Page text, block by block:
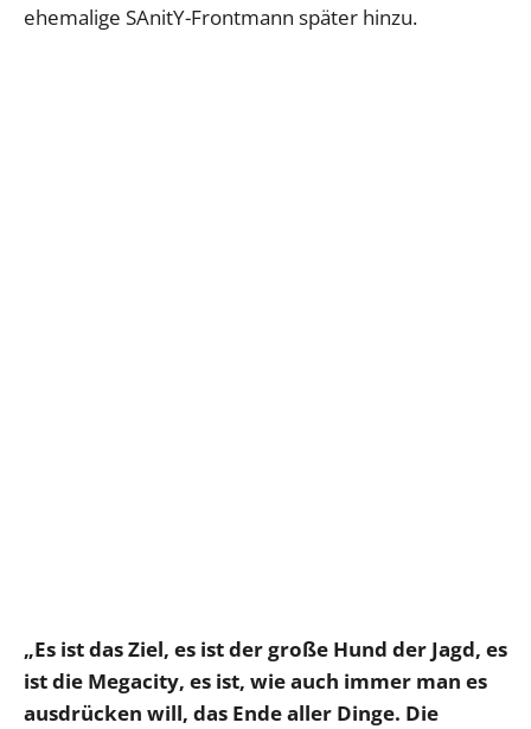
ehemalige SAnitY-Frontmann später hinzu.
„Es ist das Ziel, es ist der große Hund der Jagd, es
ist die Megacity, es ist, wie auch immer man es
ausdrücken will, das Ende aller Dinge. Die